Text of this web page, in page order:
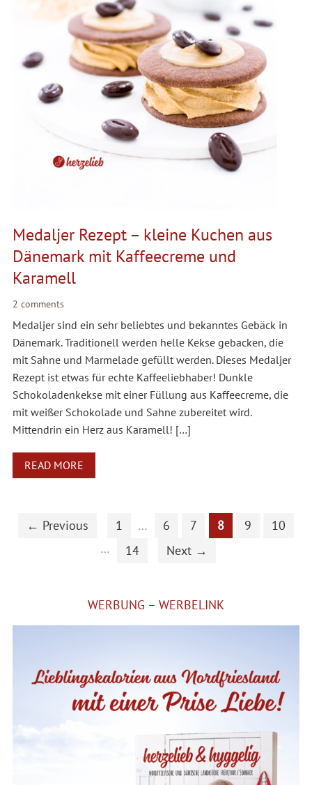
Medaljer Rezept – kleine Kuchen aus
Dänemark mit Kaffeecreme und
Karamell
2 comments
Medaljer sind ein sehr beliebtes und bekanntes Gebäck in
Dänemark. Traditionell werden helle Kekse gebacken, die
mit Sahne und Marmelade gefüllt werden. Dieses Medaljer
Rezept ist etwas für echte Kaffeeliebhaber! Dunkle
Schokoladenkekse mit einer Füllung aus Kaffeecreme, die
mit weißer Schokolade und Sahne zubereitet wird.
Mittendrin ein Herz aus Karamell! […]
READ MORE
← Previous 1 … 6 7 8 9
10
…
14 Next →
WERBUNG – WERBELINK